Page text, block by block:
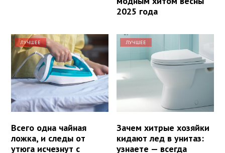
2025 года
ЛУЧШЕЕ
Всего одна чайная
ложка, и следы от
утюга исчезнут с
ЛУЧШЕЕ
Зачем хитрые хозяйки
кидают лед в унитаз:
узнаете — всегда